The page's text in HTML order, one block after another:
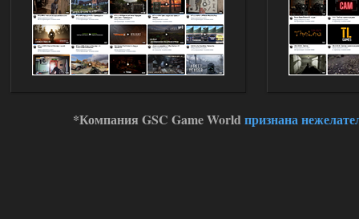
*Компания GSC Game Worldпризнана